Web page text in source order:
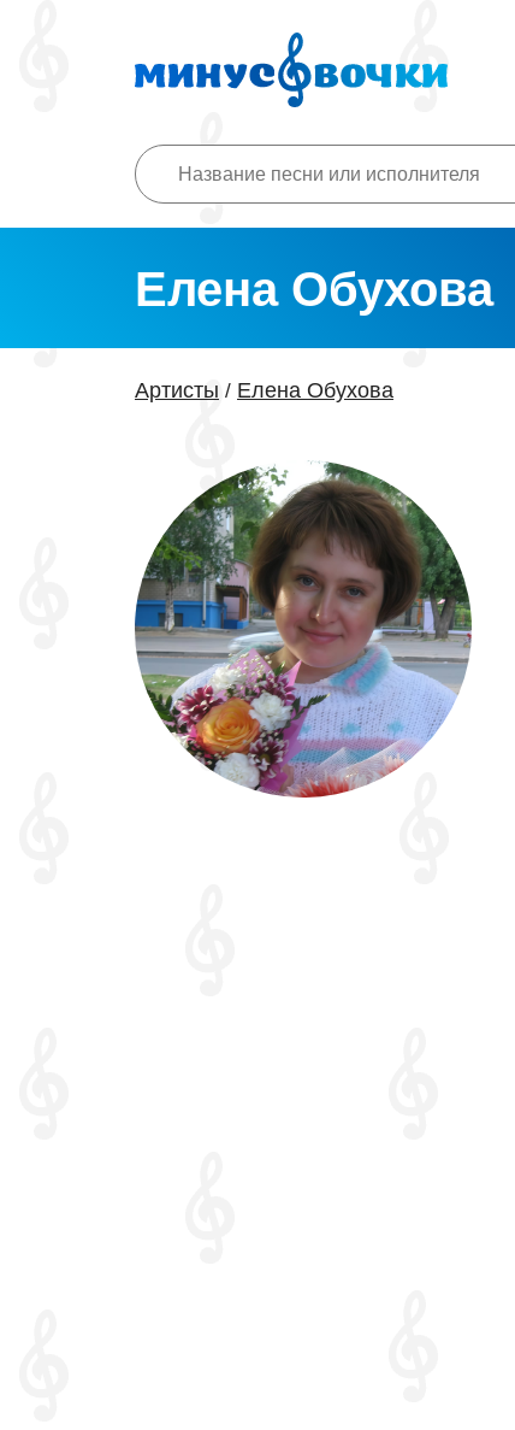
Елена Обухова
Артисты / Елена Обухова